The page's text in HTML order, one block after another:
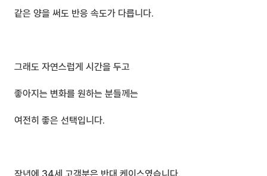
같은 양을 써도 반응 속도가 다릅니다.
그래도 자연스럽게 시간을 두고
좋아지는 변화를 원하는 분들께는
여전히 좋은 선택입니다.